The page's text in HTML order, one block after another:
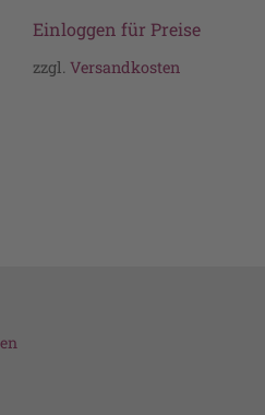
Einloggen für Preise
zzgl.Versandkosten